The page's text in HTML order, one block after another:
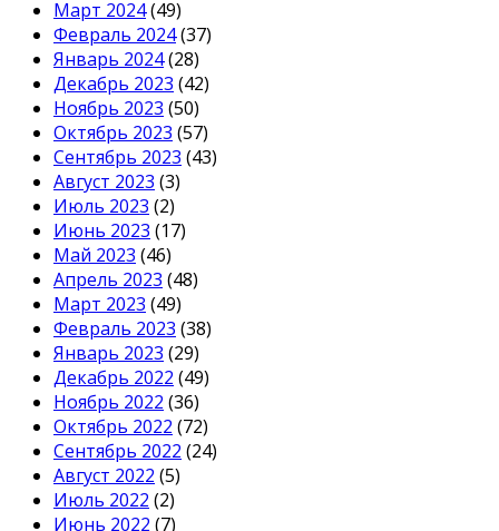
Март 2024(49)
Февраль 2024(37)
Январь 2024(28)
Декабрь 2023 (42)
Ноябрь 2023 (50)
Октябрь 2023 (57)
Сентябрь 2023 (43)
Август 2023 (3)
Июль 2023 (2)
Июнь 2023 (17)
Май 2023 (46)
Апрель 2023 (48)
Март 2023 (49)
Февраль 2023 (38)
Январь 2023 (29)
Декабрь 2022 (49)
Ноябрь 2022 (36)
Октябрь 2022 (72)
Сентябрь 2022 (24)
Август 2022 (5)
Июль 2022 (2)
Июнь 2022 (7)